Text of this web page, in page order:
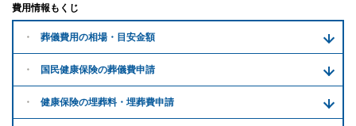
費用情報もくじ
葬儀費用の相場・目安金額
国民健康保険の葬儀費申請
健康保険の埋葬料・ 埋葬費申請